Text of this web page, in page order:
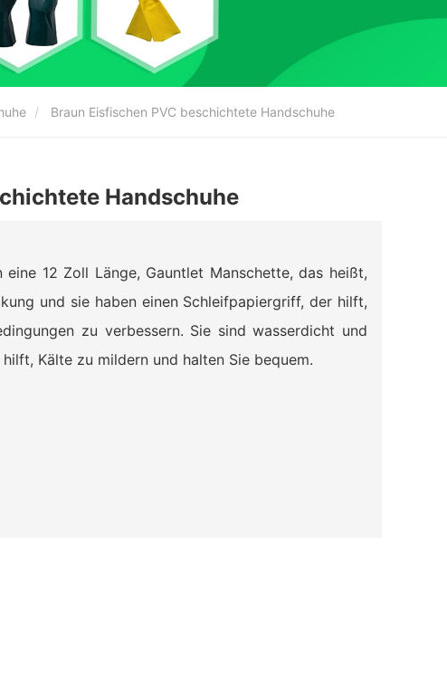
Braun Eisfischen PVC beschichtete Handschuhe
Handschuhe
eine 12 Zoll Länge, Gauntlet Manschette, das heißt,
und sie haben einen Schleifpapiergriff, der hilft,
zu verbessern. Sie sind wasserdicht und
Kälte zu mildern und halten Sie bequem.